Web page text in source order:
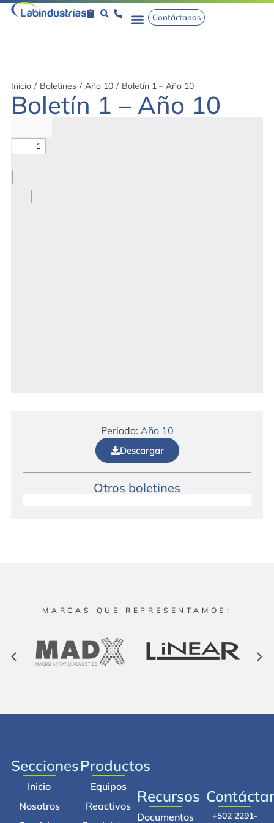
Contáctanos
Inicio / Boletines / Año 10 / Boletín 1 – Año 10
Boletín 1 – Año 10
Periodo: Año 10
Descargar
Otros boletines
MARCAS QUE REPRESENTAMOS:
Secciones
Inicio
Nosotros
Productos
Equipos
Reactivos
Recursos
Documentos +502 2291-